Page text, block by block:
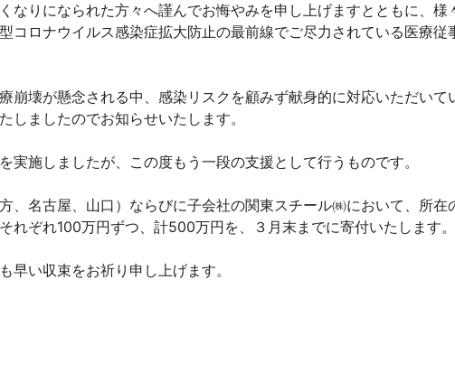
なりになられた方々へ謹んでお悔やみを申し上げますとともに、様
コロナウイルス感染症拡大防止の最前線でご尽力されている医療
崩壊が懸念される中、感染リスクを顧みず献身的に対応いただい
しましたのでお知らせいたします。
実施しましたが、この度もう一段の支援として行うものです。
、名古屋、山口）ならびに子会社の関東スチール㈱において、所
れぞれ100万円ずつ、計500万円を、３月末までに寄付いたします。
早い収束をお祈り申し上げます。